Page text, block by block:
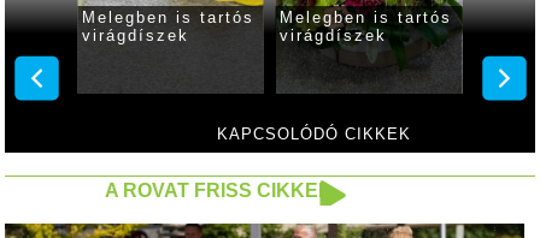
KAPCSOLÓDÓ CIKKEK
napja
Melegben is tartós
virágdíszek
Melegben is tartós
virágdíszek
A ROVAT FRISS CIKKEI